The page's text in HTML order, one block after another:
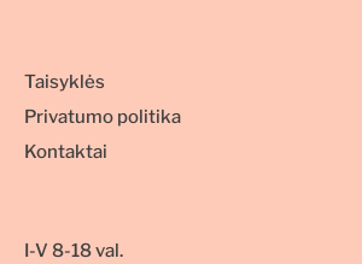
Taisyklės
Privatumo politika
Kontaktai
I-V 8-18 val.